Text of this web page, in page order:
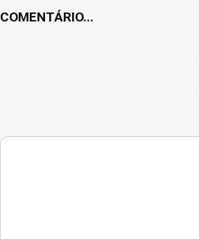
COMENTÁRIO...